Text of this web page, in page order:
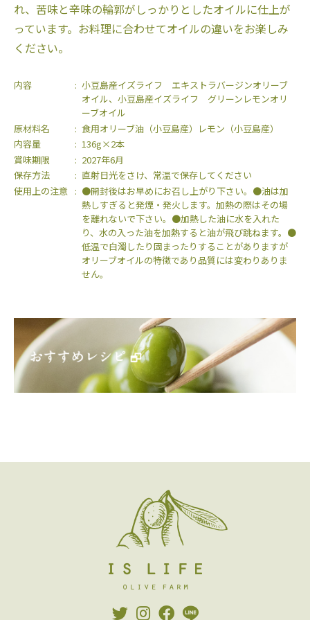
れ、苦味と辛味の輪郭がしっかりとしたオイルに仕上が
っています。お料理に合わせてオイルの違いをお楽しみ
ください。
内容
小豆島産イズライフ エキストラバージンオリーブ
オイル、小豆島産イズライフ グリーンレモンオリ
ーブオイル
原材料名
食用オリーブ油（小豆島産）レモン（小豆島産）
内容量
136g×2本
賞味期限
2027年6月
保存方法
直射日光をさけ、常温で保存してください
使用上の注意
●開封後はお早めにお召し上がり下さい。●油は加
熱しすぎると発煙・発火します。加熱の際はその場
を離れないで下さい。●加熱した油に水を入れた
り、水の入った油を加熱すると油が飛び跳ねます。●
低温で白濁したり固まったりすることがありますが
オリーブオイルの特徴であり品質には変わりありま
せん。